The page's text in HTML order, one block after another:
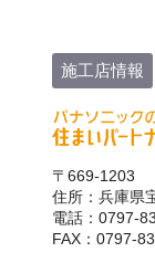
施工店情報
〒669-1203
住所：兵庫県
電話：0797-
FAX：0797-